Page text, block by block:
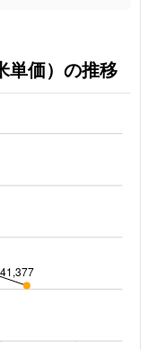
単価）の推移